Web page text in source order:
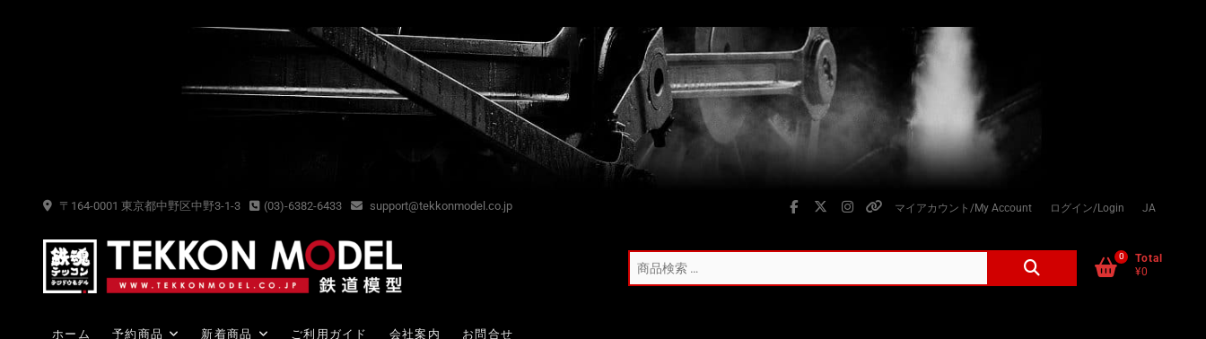
〒164-0001 東京都中野区中野3-1-3 (03)-6382-6433 support@tekkonmodel.co.jp facebook
twitter
instagram
個
情
マイアカウント/My Account ログイン/Login JA
0
Total
¥0
ホーム 予約商品 新着商品 ご利用ガイド 会社案内 お問合せ